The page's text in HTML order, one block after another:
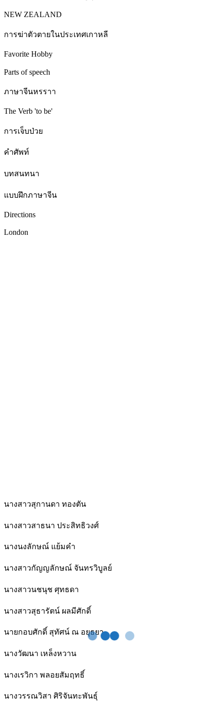
NEW ZEALAND
การฆ่าตัวตายในประเทศเกาหลี
Favorite Hobby
Parts of speech
ภาษาจีนหรราา
The Verb 'to be'
การเจ็บป่วย
คำศัพท์
บทสนทนา
แบบฝึกภาษาจีน
Directions
London
นางสาวสุกานดา ทองตัน
นางสาวสาธนา ประสิทธิวงศ์
นางนงลักษณ์ แย้มคำ
นางสาวกัญญลักษณ์ จันทรวิบูลย์
นางสาวนชนุช ศุทธดา
นางสาวสุธารัตน์ ผลมีศักดิ์
นายกอบศักดิ์ สุทัศน์ ณ อยุธยา
นางวัฒนา เหล็งหวาน
นางเรวิกา พลอยสัมฤทธิ์
นางวรรณวิสา ศิริจันทะพันธุ์